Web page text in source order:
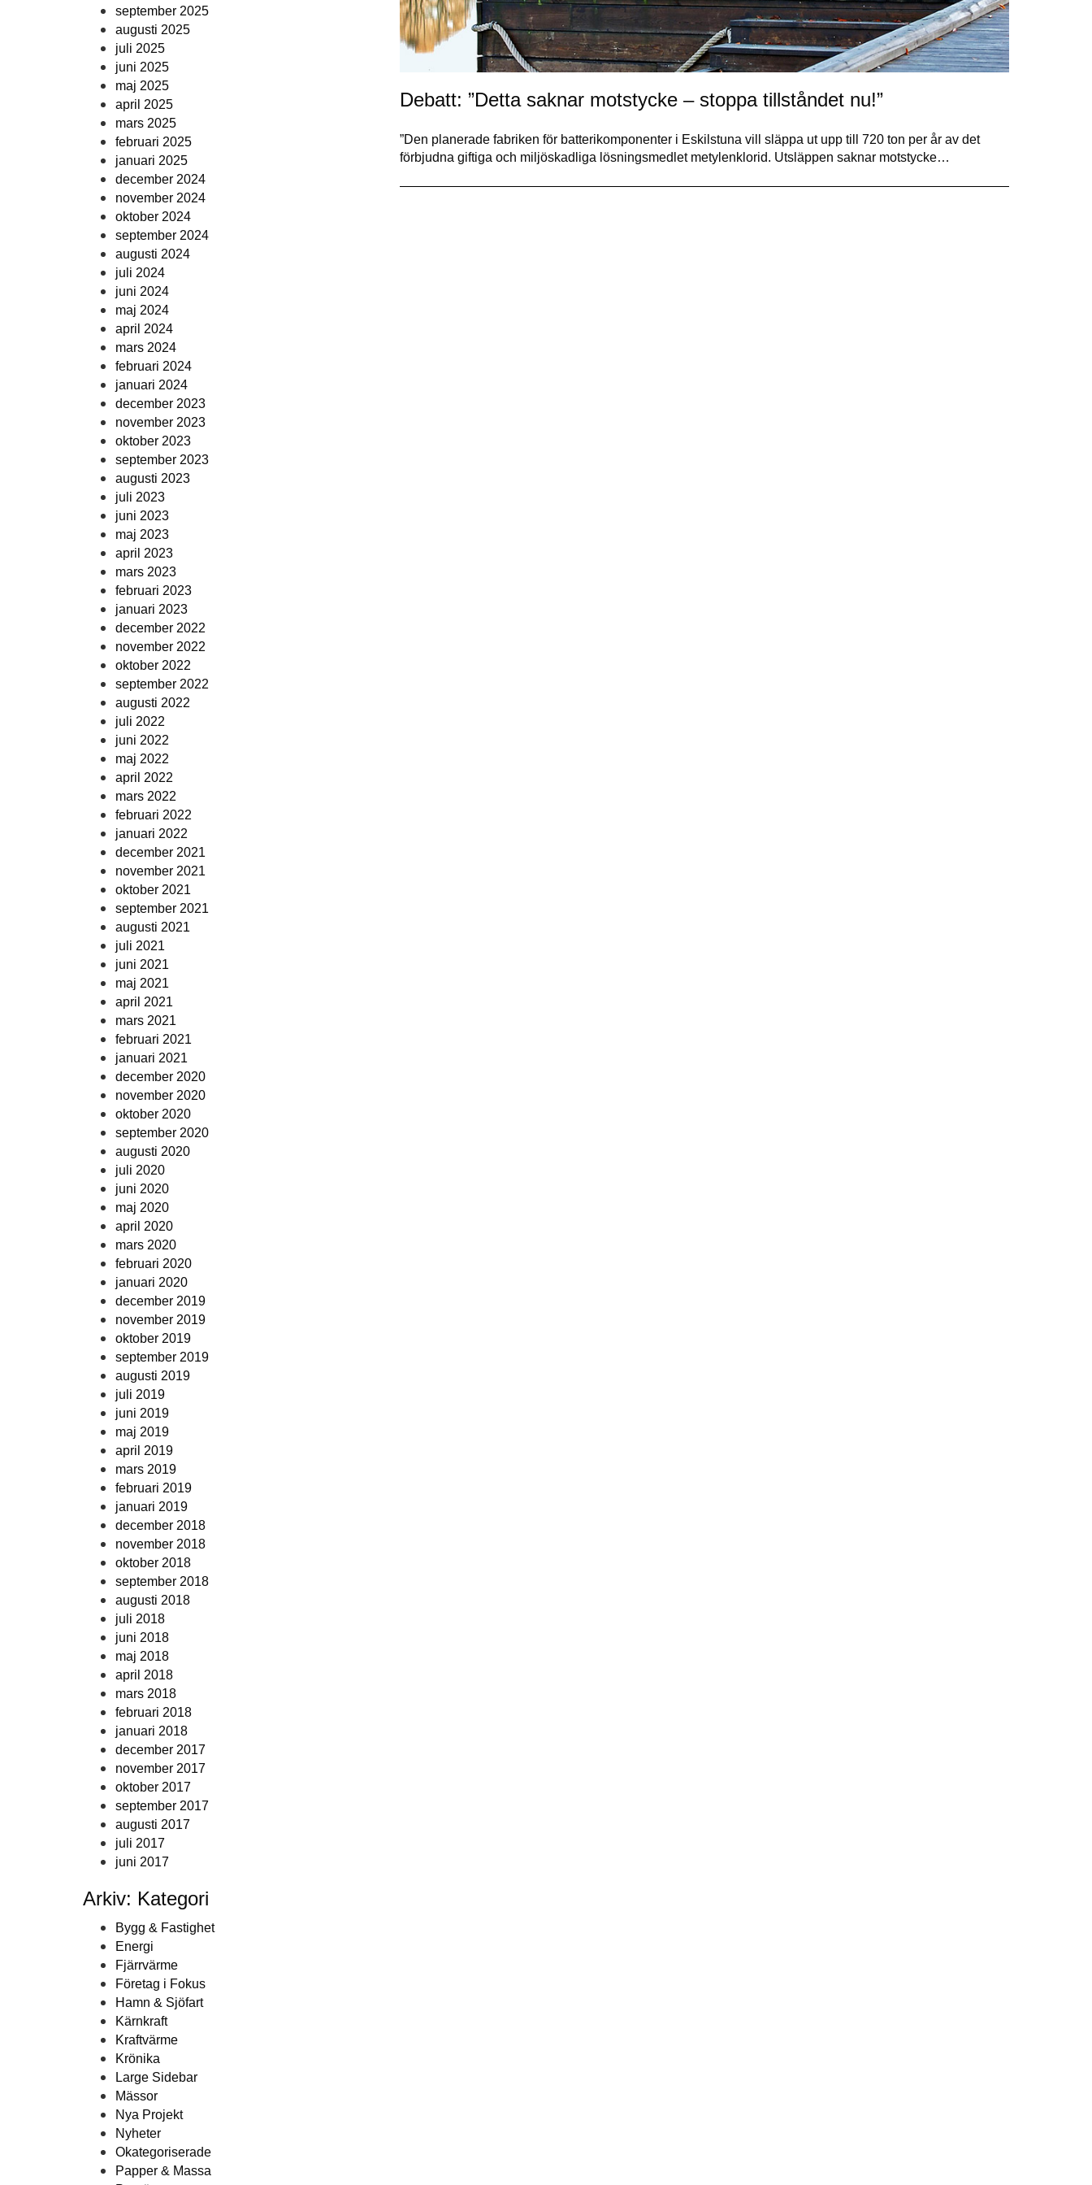
september 2025
augusti 2025
juli 2025
juni 2025
maj 2025
april 2025
mars 2025
februari 2025
januari 2025
december 2024
november 2024
oktober 2024
september 2024
augusti 2024
juli 2024
juni 2024
maj 2024
april 2024
mars 2024
februari 2024
januari 2024
december 2023
november 2023
oktober 2023
september 2023
augusti 2023
juli 2023
juni 2023
maj 2023
april 2023
mars 2023
februari 2023
januari 2023
december 2022
november 2022
oktober 2022
september 2022
augusti 2022
juli 2022
juni 2022
maj 2022
april 2022
mars 2022
februari 2022
januari 2022
december 2021
november 2021
oktober 2021
september 2021
augusti 2021
juli 2021
juni 2021
maj 2021
april 2021
mars 2021
februari 2021
januari 2021
december 2020
november 2020
oktober 2020
september 2020
augusti 2020
juli 2020
juni 2020
maj 2020
april 2020
mars 2020
februari 2020
januari 2020
december 2019
november 2019
oktober 2019
september 2019
augusti 2019
juli 2019
juni 2019
maj 2019
april 2019
mars 2019
februari 2019
januari 2019
december 2018
november 2018
oktober 2018
september 2018
augusti 2018
juli 2018
juni 2018
maj 2018
april 2018
mars 2018
februari 2018
januari 2018
december 2017
november 2017
oktober 2017
september 2017
augusti 2017
juli 2017
juni 2017
Arkiv: Kategori
Bygg & Fastighet
Energi
Fjärrvärme
Företag i Fokus
Hamn & Sjöfart
Kärnkraft
Kraftvärme
Krönika
Large Sidebar
Mässor
Nya Projekt
Nyheter
Okategoriserade
Papper & Massa
Debatt: ”Detta saknar motstycke – stoppa tillståndet nu!”
”Den planerade fabriken för batterikomponenter i Eskilstuna vill släppa ut upp till 720 ton per år av det
förbjudna giftiga och miljöskadliga lösningsmedlet metylenklorid. Utsläppen saknar motstycke…